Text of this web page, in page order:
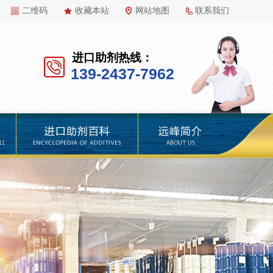
二维码 收藏本站 网站地图 联系我们
进口助剂热线：
139-2437-7962
科 远峰简介